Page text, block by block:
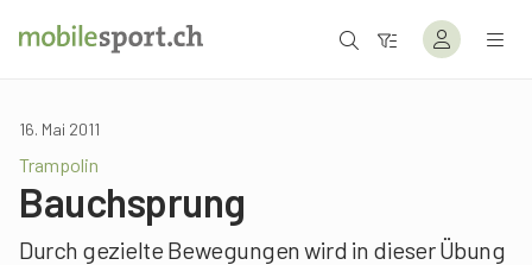
16. Mai 2011
Trampolin
Bauchsprung
Durch gezielte Bewegungen wird in dieser Übung